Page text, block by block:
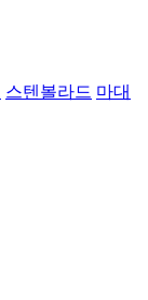
스텐볼라드 마대